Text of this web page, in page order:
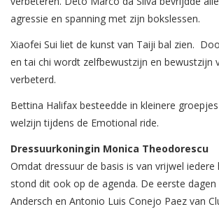
agressie en spanning met zijn bokslessen.
Xiaofei Sui liet de kunst van Taiji bal zien.
en tai chi wordt zelfbewustzijn en bewustzijn
verbeterd.
Bettina Halifax besteedde in kleinere
welzijn tijdens de Emotional ride.
Dressuurkoningin Monica Theodorescu
Omdat dressuur de basis is van vrijwel iedere
stond dit ook op de agenda. De eerste dagen
Andersch en Antonio Luis Conejo Paez van